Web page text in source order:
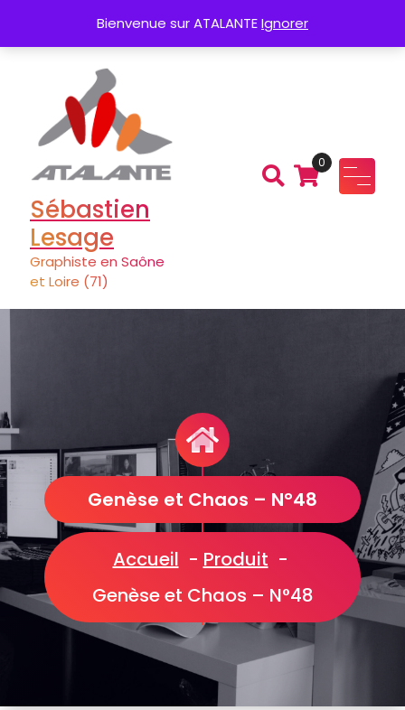
Bienvenue sur ATALANTEIgnorer
contenu
Création de Logo Charte graphique
Sébastien
Lesage
Graphiste en Saône
et Loire (71)
0
Genèse et Chaos – N°48
Accueil - Produit -
Genèse et Chaos – N°48